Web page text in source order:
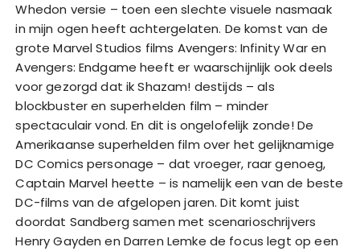
Whedon versie – toen een slechte visuele nasmaak
in mijn ogen heeft achtergelaten. De komst van de
grote Marvel Studios films Avengers: Infinity War en
Avengers: Endgame heeft er waarschijnlijk ook deels
voor gezorgd dat ik Shazam! destijds – als
blockbuster en superhelden film – minder
spectaculair vond. En dit is ongelofelijk zonde! De
Amerikaanse superhelden film over het gelijknamige
DC Comics personage – dat vroeger, raar genoeg,
Captain Marvel heette – is namelijk een van de beste
DC-films van de afgelopen jaren. Dit komt juist
doordat Sandberg samen met scenarioschrijvers
Henry Gayden en Darren Lemke de focus legt op een